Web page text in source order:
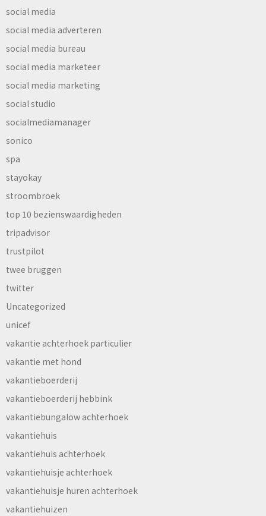
social media
social media adverteren
social media bureau
social media marketeer
social media marketing
social studio
socialmediamanager
sonico
spa
stayokay
stroombroek
top 10 bezienswaardigheden
tripadvisor
trustpilot
twee bruggen
twitter
Uncategorized
unicef
vakantie achterhoek particulier
vakantie met hond
vakantieboerderij
vakantieboerderij hebbink
vakantiebungalow achterhoek
vakantiehuis
vakantiehuis achterhoek
vakantiehuisje achterhoek
vakantiehuisje huren achterhoek
vakantiehuizen